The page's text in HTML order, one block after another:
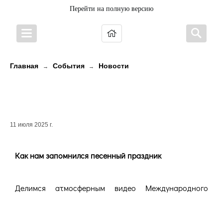
Перейти на полную версию
Главная → События → Новости
11 июля 2025 г.
Как нам запомнился песенный праздник
Делимся атмосферным видео Международного